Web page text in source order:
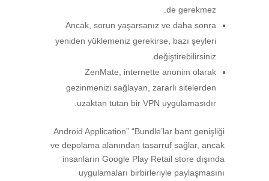
de gerekmez.
Ancak, sorun yaşarsanız ve daha sonra
yeniden yüklemeniz gerekirse, bazı şeyleri
değiştirebilirsiniz.
ZenMate, internette anonim olarak
gezinmenizi sağlayan, zararlı sitelerden
uzaktan tutan bir VPN uygulamasıdır.
Android Application” “Bundle’lar bant genişliği
ve depolama alanından tasarruf sağlar, ancak
insanların Google Play Retail store dışında
uygulamaları birbirleriyle paylaşmasını